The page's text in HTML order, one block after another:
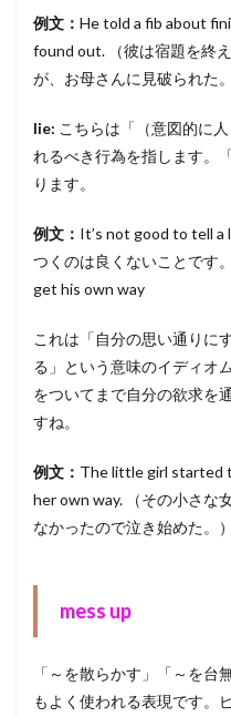
例文： He told a fib about
found out. （彼は宿題を終
が、お母さんに見破られた。
lie: こちらは「（意図的に
れるべき行為を指します。
ります。
例文： It’s not good to tell a
つくのは良くないことです。
get his own way
これは「自分の思い通りに
る」という意味のイディオ
をついてまで自分の欲求を
すね。
例文： The little girl started
her own way. （その小さな
なかったので泣き始めた。）
mess up
「～を散らかす」「～を台
もよく使われる表現です。